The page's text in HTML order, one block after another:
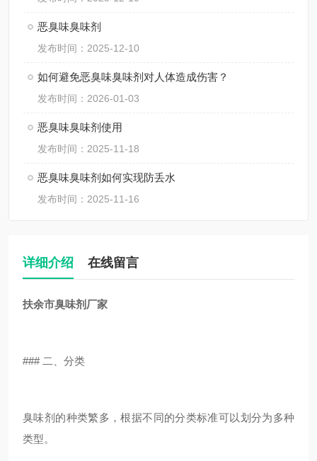
恶臭味臭味剂
发布时间：2025-12-10
如何避免恶臭味臭味剂对人体造成伤害？
发布时间：2026-01-03
恶臭味臭味剂使用
发布时间：2025-11-18
恶臭味臭味剂如何实现防丢水
发布时间：2025-11-16
详细介绍 在线留言
扶余市臭味剂厂家
### 二、分类
臭味剂的种类繁多，根据不同的分类标准可以划分为多种
类型。